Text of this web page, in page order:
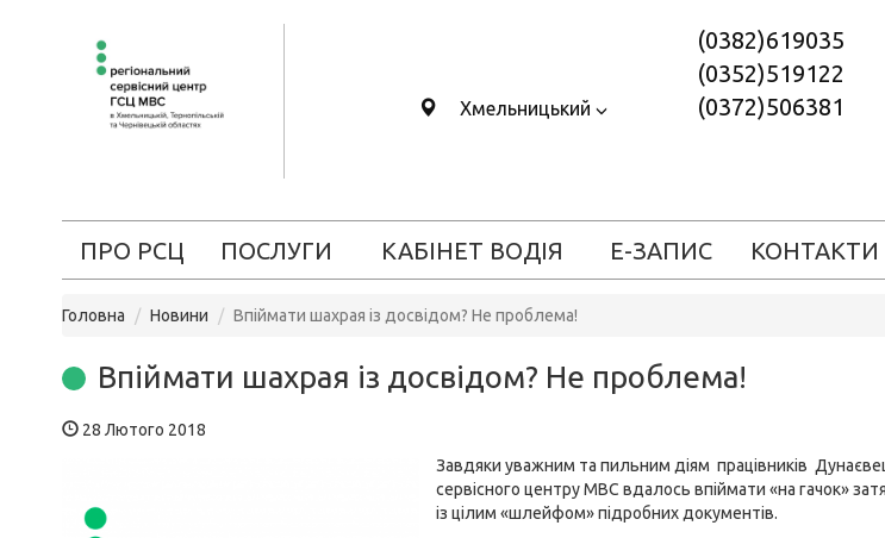
Хмельницький
(0382)619035
(0352)519122
(0372)506381
ПРО РСЦ ПОСЛУГИ КАБІНЕТ ВОДІЯ Е-ЗАПИС КОНТАКТИ
Головна Новини Впіймати шахрая із досвідом? Не проблема!
Впіймати шахрая із досвідом? Не проблема!
28 Лютого 2018
Завдяки уважним та пильним діям працівників
сервісного центру МВС вдалось впіймати «на гачок»
із цілим «шлейфом» підробних документів.